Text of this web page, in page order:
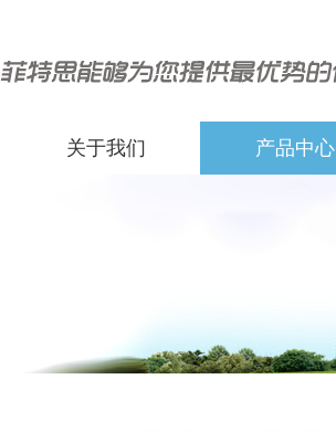
关于我们 产品中心